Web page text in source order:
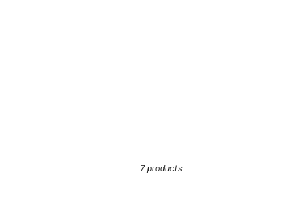
7 products